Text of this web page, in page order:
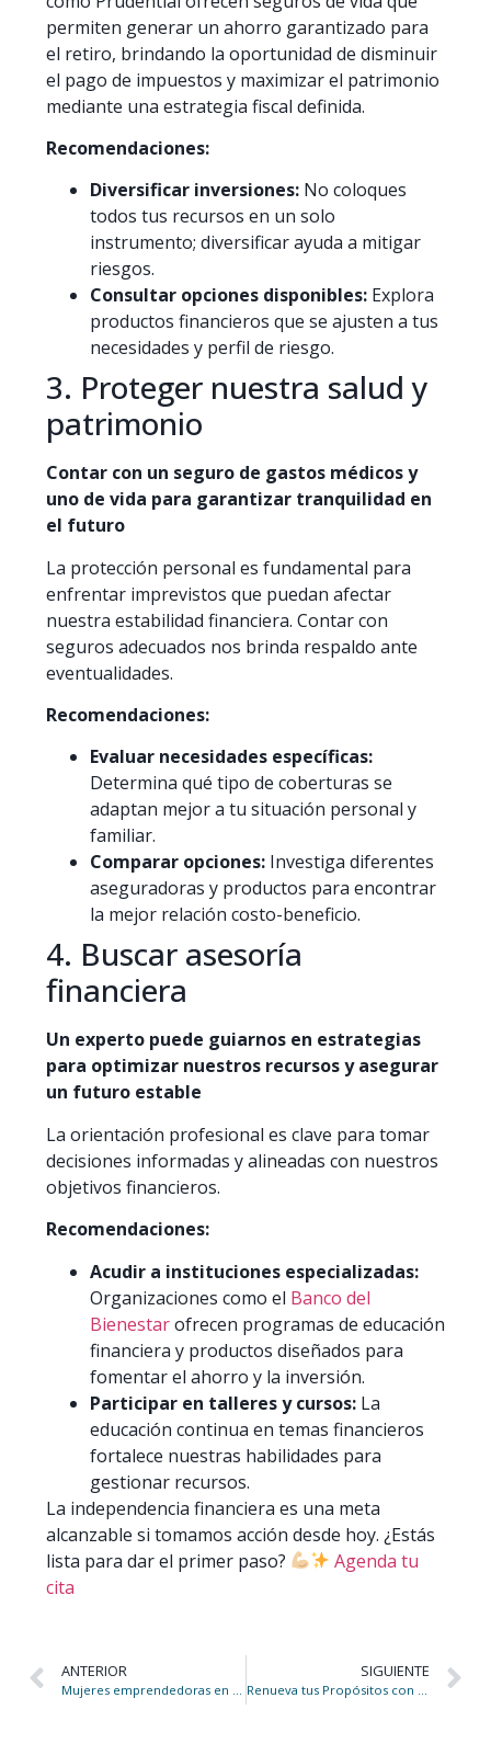
permiten generar un ahorro garantizado para
el retiro, brindando la oportunidad de disminuir
el pago de impuestos y maximizar el patrimonio
mediante una estrategia fiscal definida. ​
Recomendaciones:
Diversificar inversiones: No coloques
todos tus recursos en un solo
instrumento; diversificar ayuda a mitigar
riesgos.​
Consultar opciones disponibles: Explora
productos financieros que se ajusten a tus
necesidades y perfil de riesgo.​
3. Proteger nuestra salud y
patrimonio
Contar con un seguro de gastos médicos y
uno de vida para garantizar tranquilidad en
el futuro
La protección personal es fundamental para
enfrentar imprevistos que puedan afectar
nuestra estabilidad financiera. Contar con
seguros adecuados nos brinda respaldo ante
eventualidades.​
Recomendaciones:
Evaluar necesidades específicas:
Determina qué tipo de coberturas se
adaptan mejor a tu situación personal y
familiar.​
Comparar opciones: Investiga diferentes
aseguradoras y productos para encontrar
la mejor relación costo-beneficio.​
4. Buscar asesoría
financiera
Un experto puede guiarnos en estrategias
para optimizar nuestros recursos y asegurar
un futuro estable
La orientación profesional es clave para tomar
decisiones informadas y alineadas con nuestros
objetivos financieros.​
Recomendaciones:
Acudir a instituciones especializadas:
Organizaciones como el Banco del
Bienestarofrecen programas de educación
financiera y productos diseñados para
fomentar el ahorro y la inversión. ​
Participar en talleres y cursos: La
educación continua en temas financieros
fortalece nuestras habilidades para
gestionar recursos.​
La independencia financiera es una meta
alcanzable si tomamos acción desde hoy. ¿Estás
lista para dar el primer paso?
Agenda tu
cita
ANTERIOR
Mujeres emprendedoras en México
SIGUIENTE
Renueva tus Propósitos con la Energía de la Primavera